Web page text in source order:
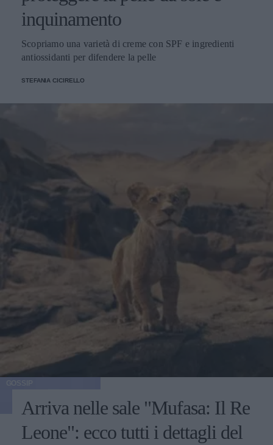
inquinamento
Scopriamo una varietà di creme con SPF e ingredienti
antiossidanti per difendere la pelle
STEFANIA CICIRELLO
Arriva nelle sale "Mufasa: Il Re
Leone": ecco tutti i dettagli del